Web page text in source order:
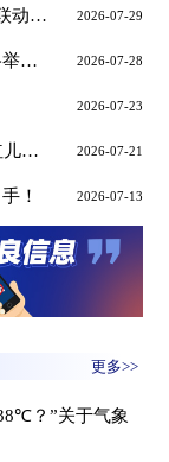
深化交流互鉴 凝聚共治合力 全国网络辟谣联动机制直报点能力提升训练营在青岛举办 2026-07-29
聚力e路护企 共筑清朗营商环境 青岛市网络举报辟谣赋能发展训练营顺利举办 2026-07-28
2026-07-23
中央网信办出手！整治AI毒动画、炒作网红儿童等乱象 2026-07-21
！ 2026-07-13
更多>>
？”关于气象